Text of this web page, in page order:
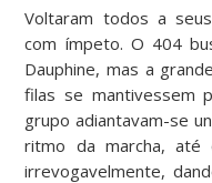
Voltaram todos a
com ímpeto. O 404
Dauphine, mas a
filas se mantivessem
grupo adiantavam-se
ritmo da marcha, até
irrevogavelmente,